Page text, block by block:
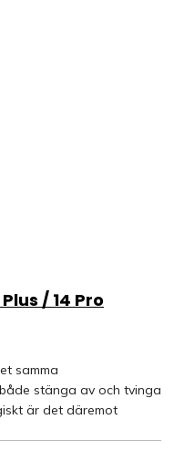
/ 14 Pro
samma
stänga av och tvinga
är det däremot